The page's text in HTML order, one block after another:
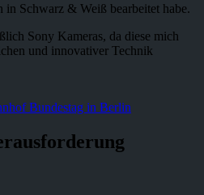
Schwarz & Weiß bearbeitet habe.
Sony Kameras, da diese mich
und innovativer Technik